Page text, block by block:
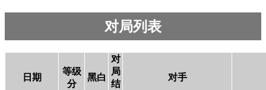
对局列表
日期
等级
分
黑白
对
局
结
对手